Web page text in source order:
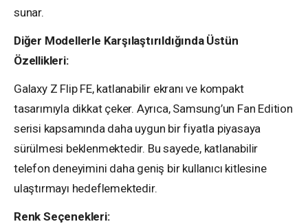
sunar.
Diğer Modellerle Karşılaştırıldığında Üstün
Özellikleri:
Galaxy Z Flip FE, katlanabilir ekranı ve kompakt
tasarımıyla dikkat çeker. Ayrıca, Samsung’un Fan Edition
serisi kapsamında daha uygun bir fiyatla piyasaya
sürülmesi beklenmektedir. Bu sayede, katlanabilir
telefon deneyimini daha geniş bir kullanıcı kitlesine
ulaştırmayı hedeflemektedir.
Renk Seçenekleri: